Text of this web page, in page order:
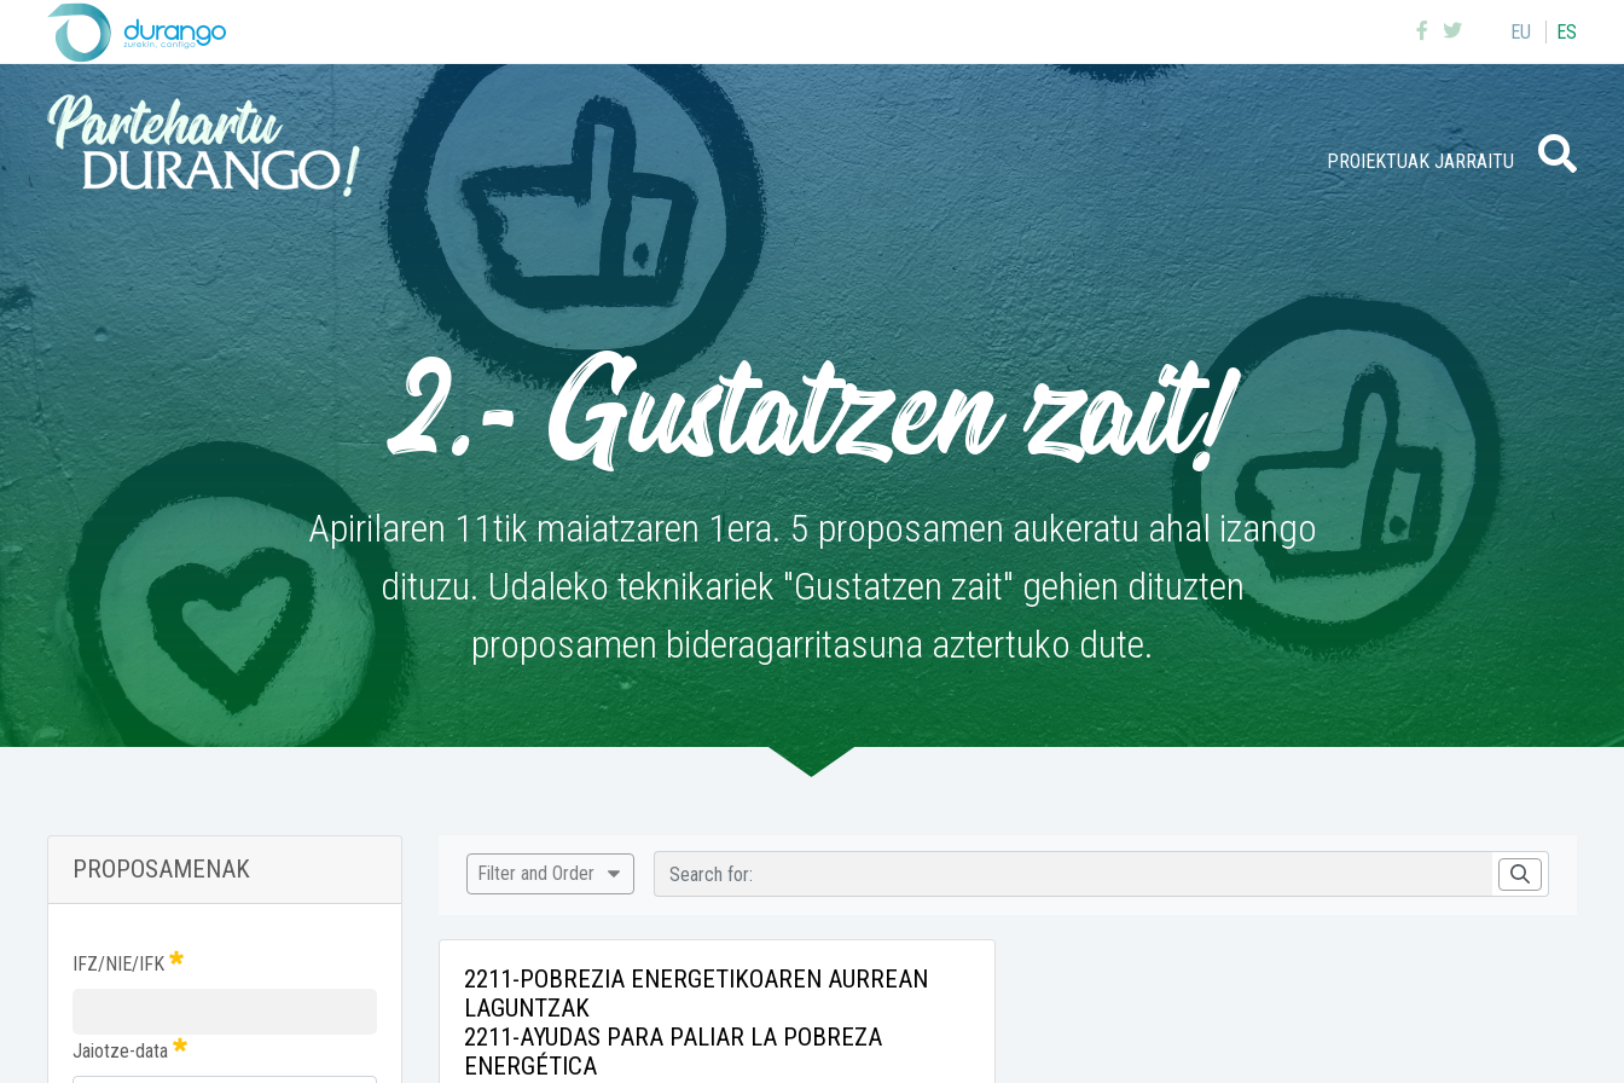
EU ES
PROIEKTUAK JARRAITU
2.- Gustatzen zait!
Apirilaren 11tik maiatzaren 1era. 5 proposamen aukeratu ahal izango
dituzu. Udaleko teknikariek "Gustatzen zait" gehien dituzten
proposamen bideragarritasuna aztertuko dute.
PROPOSAMENAK
IFZ/NIE/IFK
Jaiotze-data
Filter and Order
2211-POBREZIA ENERGETIKOAREN AURREAN
LAGUNTZAK
2211-AYUDAS PARA PALIAR LA POBREZA
ENERGÉTICA